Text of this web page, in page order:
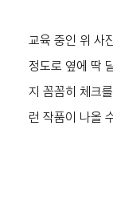
교육 중인 위 사
정도로 옆에 딱
지 꼼꼼히 체크
런 작품이 나올